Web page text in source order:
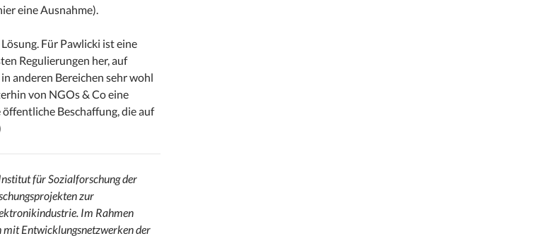
eine Ausnahme).
Für Pawlicki ist eine
Regulierungen her, auf
anderen Bereichen sehr wohl
von NGOs & Co eine
Beschaffung, die auf
für Sozialforschung der
zur
Im Rahmen
Entwicklungsnetzwerken der